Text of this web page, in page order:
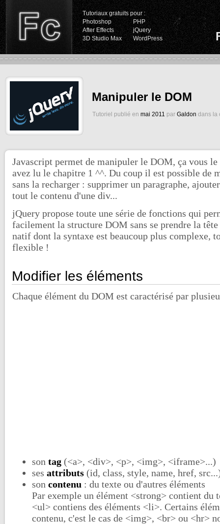
Tutoriaux gratuits pour :
Photoshop
PHP
After Effects
jQuery
3D Studio Max
WordPress
Manipuler le DOM
Tutoriel publié en mai 2011 par Galdon dans la
Javascript permet de manipuler le DOM, ça vous le
avez lu le chapitre 1 ^^. Du coup il est possible de
sans la recharger : supprimer un paragraphe,
tout le contenu d'une div...
jQuery propose toute une série de fonctions qui
facilement la structure DOM sans se prendre la
natif dont la syntaxe est beaucoup plus complexe,
flexible !
Modifier les éléments
Chaque élément du DOM est caractérisé par
son tag (<a>, <div>, <p>, <img>, <iframe>...)
ses attributs (id, class, style, name, href,
son contenu : du texte ou d'autres éléments
Par exemple un élément <strong> contient du
<ul> contiens des éléments <li>. Certains
contenu, c'est le cas de <img>, <br> ou <hr>